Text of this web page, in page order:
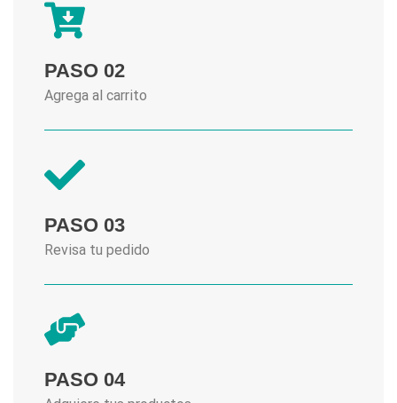
PASO 02
Agrega al carrito
PASO 03
Revisa tu pedido
PASO 04